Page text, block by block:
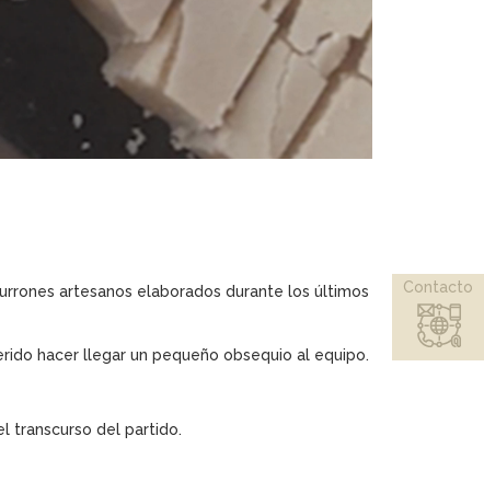
artesanos elaborados durante los últimos
hacer llegar un pequeño obsequio al equipo.
transcurso del partido.
Contacto